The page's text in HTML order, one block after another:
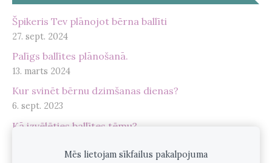
Špikeris Tev plānojot bērna ballīti
27. sept. 2024
Palīgs ballītes plānošanā.
13. marts 2024
Kur svinēt bērnu dzimšanas dienas?
6. sept. 2023
Kā izvēlēties ballītes tēmu?
Mēs lietojam sīkfailus pakalpojuma